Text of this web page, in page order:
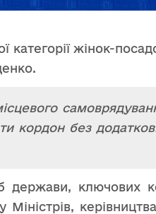
жінок-
кордон без
ключових